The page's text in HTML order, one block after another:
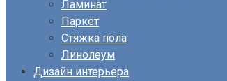
Ламинат
Паркет
Стяжка пола
Линолеум
Дизайн интерьера